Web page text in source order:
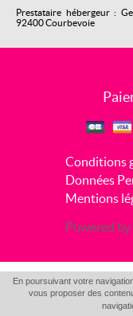
Prestataire hébergeur :
92400 Courbevoie
Conditions
Données
Mentions
Powered by
En poursuivant votre
vous proposer des